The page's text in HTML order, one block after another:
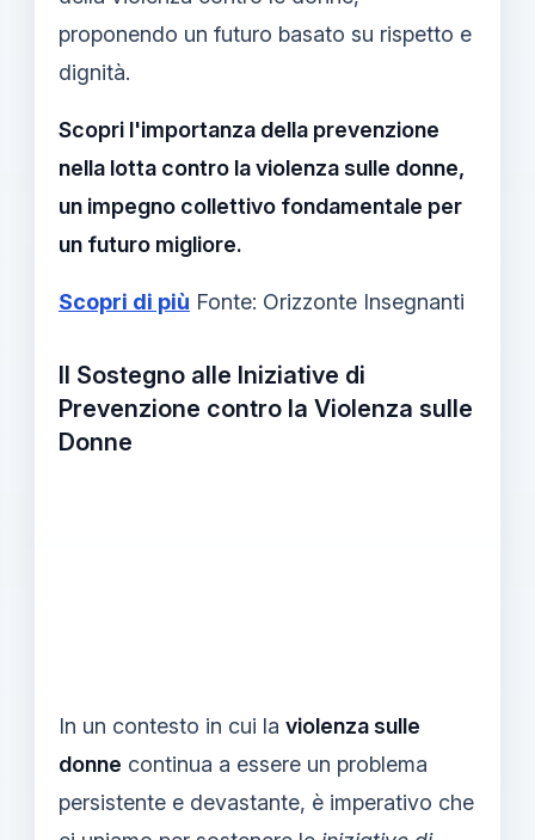
proponendo un futuro basato su rispetto e
dignità.
Scopri l'importanza della prevenzione
nella lotta contro la violenza sulle donne,
un impegno collettivo fondamentale per
un futuro migliore.
Scopri di più Fonte: Orizzonte Insegnanti
Il Sostegno alle Iniziative di
Prevenzione contro la Violenza sulle
Donne
In un contesto in cui la violenza sulle
donne continua a essere un problema
persistente e devastante, è imperativo che